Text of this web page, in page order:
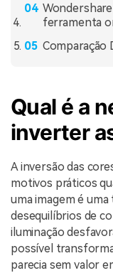
ferramenta
Comparação
Qual é a
inverter
A inversão das
motivos práticos
uma imagem é
desequilíbrios de
iluminação
possível
parecia sem valor